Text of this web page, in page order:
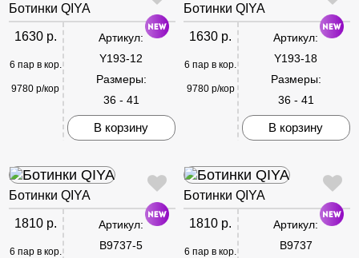
Ботинки QIYA
1630 р.
6 пар в кор.
9780 р/кор
Артикул:
Y193-12
Размеры:
36 - 41
В корзину
Ботинки QIYA
1630 р.
6 пар в кор.
9780 р/кор
Артикул:
Y193-18
Размеры:
36 - 41
В корзину
Ботинки QIYA
1810 р.
6 пар в кор.
Артикул:
B9737-5
Ботинки QIYA
1810 р.
6 пар в кор.
Артикул:
B9737